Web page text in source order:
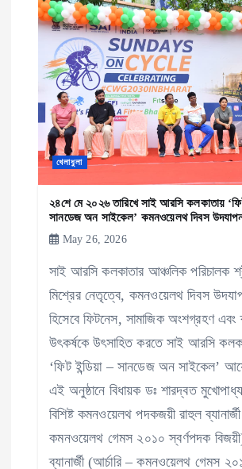
খেলাধুলা
২৪শে মে ২০২৬ তারিখে সাই আরসি কলকাতায়
সানডেজ অন সাইকেল’ কমনওয়েলথ দিবস
May 26, 2026
সাই আরসি কলকাতার আঞ্চলিক পরিচালক
মিশ্রের নেতৃত্বে, কমনওয়েলথ দিবস
হিসেবে ফিটনেস, সামাজিক অংশগ্রহণ এবং
উৎকর্ষকে উৎসাহিত করতে সাই আরসি
‘ফিট ইন্ডিয়া – সানডেজ অন সাইকেল’
এই অনুষ্ঠানে বিধায়ক ডঃ শারদ্বত
বিশিষ্ট কমনওয়েলথ পদকজয়ী রাহুল
কমনওয়েলথ গেমস ২০১০ স্বর্ণপদক
ব্যানার্জী (আর্চারি – কমনওয়েলথ গেমস